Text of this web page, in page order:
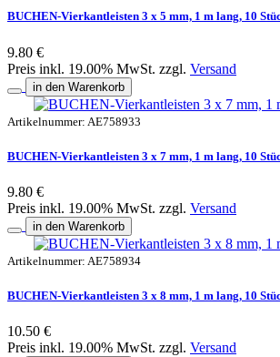
BUCHEN-Vierkantleisten 3 x 5 mm, 1 m lang, 10
9.80 €
Preis inkl. 19.00% MwSt. zzgl. Versand
in den Warenkorb
Artikelnummer: AE758933
BUCHEN-Vierkantleisten 3 x 7 mm, 1 m lang, 10
9.80 €
Preis inkl. 19.00% MwSt. zzgl. Versand
in den Warenkorb
Artikelnummer: AE758934
BUCHEN-Vierkantleisten 3 x 8 mm, 1 m lang, 10
10.50 €
Preis inkl. 19.00% MwSt. zzgl. Versand